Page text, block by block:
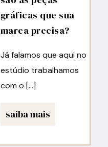
gráficas que sua
marca precisa?
Já falamos que aqui no
estúdio trabalhamos
com o […]
saiba mais